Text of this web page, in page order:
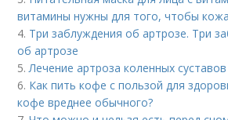
витамины нужны для того, чтобы
4. Три заблуждения об артрозе. Три
об артрозе
5.Лечение артроза коленных суставов
6. Как пить кофе с пользой для
кофе вреднее обычного?